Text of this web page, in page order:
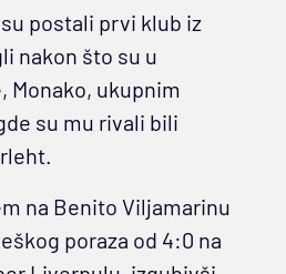
postali prvi klub iz
nakon što su u
ukupnim
su mu rivali bili
na Benito Viljamarinu
poraza od 4:0 na